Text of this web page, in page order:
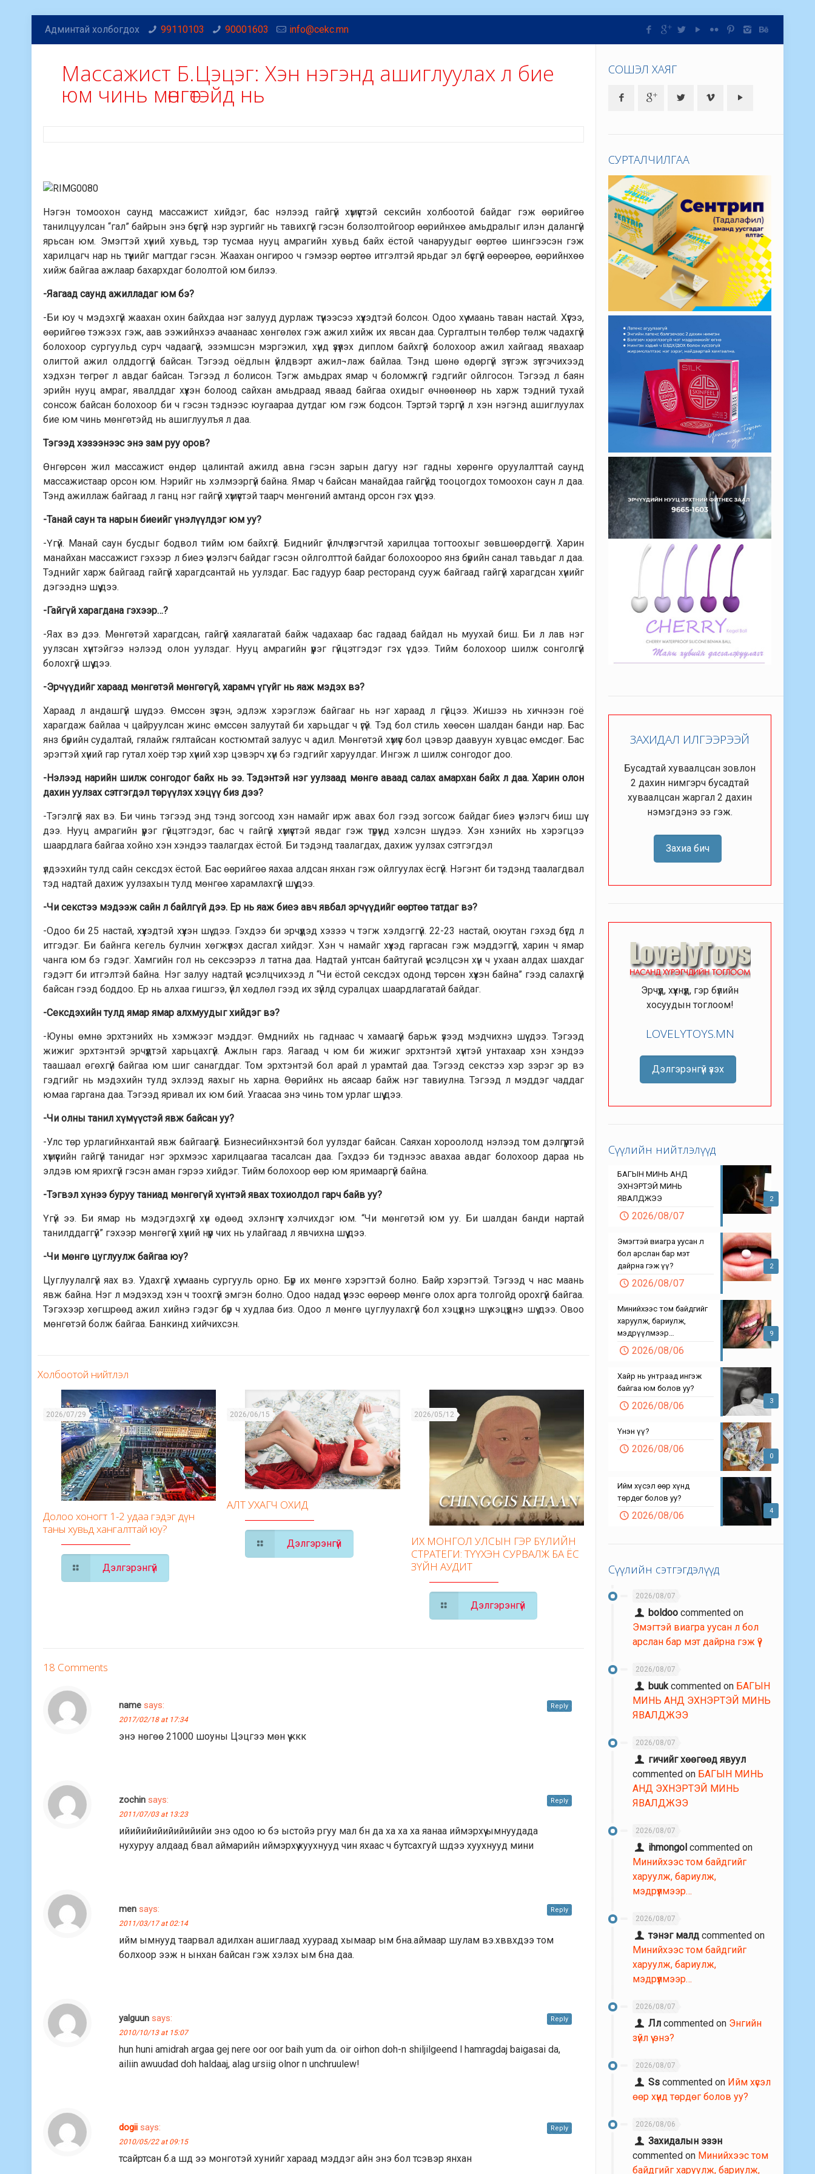
Админтай холбогдох 99110103 90001603 info@cekc.mn
Массажист Б.Цэцэг: Хэн нэгэнд ашиглуулах л бие
юм чинь мөнгөтэйд нь
Нэгэн томоохон саунд массажист хийдэг, бас нэлээд гайгүй хүмүүстэй сексийн холбоотой байдаг гэж өөрийгөө
танилцуулсан “гал” байрын энэ бүсгүй нэр зургийг нь тавихгүй гэсэн болзолтойгоор өөрийнхөө амьдралыг илэн далангүй
ярьсан юм. Эмэгтэй хүний хувьд, тэр тусмаа нууц амрагийн хувьд байх ёстой чанаруудыг өөртөө шингээсэн гэж
харилцагч нар нь түүнийг магтдаг гэсэн. Жаахан онгироо ч гэмээр өөртөө итгэлтэй ярьдаг эл бүсгүй өөрөөрөө, өөрийнхөө
хийж байгаа ажлаар бахархдаг бололтой юм билээ.
-Яагаад саунд ажилладаг юм бэ?
-Би юу ч мэдэхгүй жаахан охин байхдаа нэг залууд дурлаж түүнээсээ хүүхэдтэй болсон. Одоо хүү маань таван настай. Хүүгээ,
өөрийгөө тэжээх гэж, аав ээжийнхээ ачаанаас хөнгөлөх гэж ажил хийж их явсан даа. Сургалтын төлбөр төлж чадахгүй
болохоор сургуульд сурч чадаагүй, эзэмшсэн мэргэжил, хүнд үзүүлэх диплом байхгүй болохоор ажил хайгаад явахаар
олигтой ажил олддоггүй байсан. Тэгээд оёдлын үйлдвэрт ажил¬лаж байлаа. Тэнд шөнө өдөргүй зүтгэж зүтгэчихээд
хэдхэн төгрөг л авдаг байсан. Тэгээд л болисон. Тэгж амьдрах ямар ч боломжгүй гэдгийг ойлгосон. Тэгээд л баян
эрийн нууц амраг, явалддаг хүүхэн болоод сайхан амьдраад яваад байгаа охидыг өчнөөнөөр нь харж тэдний тухай
сонсож байсан болохоор би ч гэсэн тэднээс юугаараа дутдаг юм гэж бодсон. Тэртэй тэргүй л хэн нэгэнд ашиглуулах
бие юм чинь мөнгөтэйд нь ашиглуулъя л даа.
Тэгээд хэзээнээс энэ зам руу оров?
Өнгөрсөн жил массажист өндөр цалинтай ажилд авна гэсэн зарын дагуу нэг гадны хөрөнгө оруулалттай саунд
массажистаар орсон юм. Нэрийг нь хэлмээргүй байна. Ямар ч байсан манайдаа гайгүйд тооцогдох томоохон саун л даа.
Тэнд ажиллаж байгаад л ганц нэг гайгүй хүмүүстэй таарч мөнгөний амтанд орсон гэх үү дээ.
-Танай саун та нарын биеийг үнэлүүлдэг юм уу?
-Үгүй. Манай саун бусдыг бодвол тийм юм байхгүй. Биднийг үйлчлүүлэгчтэй харилцаа тогтоохыг зөвшөөрдөггүй. Харин
манайхан массажист гэхээр л биеэ үнэлэгч байдаг гэсэн ойлголттой байдаг болохоороо янз бүрийн санал тавьдаг л даа.
Тэднийг харж байгаад гайгүй харагдсантай нь уулздаг. Бас гадуур баар ресторанд сууж байгаад гайгүй харагдсан хүнийг
дэгээднэ шүү дээ.
-Гайгүй харагдана гэхээр…?
-Яах вэ дээ. Мөнгөтэй харагдсан, гайгүй хаялагатай байж чадахаар бас гадаад байдал нь муухай биш. Би л лав нэг
уулзсан хүнтэйгээ нэлээд олон уулздаг. Нууц амрагийн үүрэг гүйцэтгэдэг гэх үү дээ. Тийм болохоор шилж сонголгүй
болохгүй шүү дээ.
-Эрчүүдийг хараад мөнгөтэй мөнгөгүй, харамч үгүйг нь яаж мэдэх вэ?
Хараад л андашгүй шүү дээ. Өмссөн зүүсэн, эдлэж хэрэглэж байгааг нь нэг хараад л гүйцээ. Жишээ нь хичнээн гоё
харагдаж байлаа ч цайруулсан жинс өмссөн залуутай би харьцдаг ч үгүй. Тэд бол стиль хөөсөн шалдан банди нар. Бас
янз бүрийн судалтай, гялайж гялтайсан костюмтай залуус ч адил. Мөнгөтэй хүмүүс бол цэвэр даавуун хувцас өмсдөг. Бас
эрэгтэй хүний гap гутал хоёр тэр хүний хэр цэвэрч хүн бэ гэдгийг харуулдаг. Ингэж л шилж сонгодог доо.
-Нэлээд нарийн шилж сонгодог байх нь ээ. Тэдэнтэй нэг уулзаад мөнгө аваад салах амархан байх л даа. Харин олон
дахин уулзах сэтгэгдэл төрүүлэх хэцүү биз дээ?
-Тэгэлгүй яах вэ. Би чинь тэгээд энд тэнд зогсоод хэн намайг ирж авах бол гээд зогсож байдаг биеэ үнэлэгч биш шүү
дээ. Нууц амрагийн үүрэг гүйцэтгэдэг, бас ч гайгүй хүмүүстэй явдаг гэж түрүүнд хэлсэн шүү дээ. Хэн хэнийх нь хэрэгцээ
шаардлага байгаа хойно хэн хэндээ таалагдах ёстой. Би тэдэнд таалагдах, дахиж уулзах сэтгэгдэл
үлдээхийн тулд сайн сексдэх ёстой. Бас өөрийгөө яахаа алдсан янхан гэж ойлгуулах ёсгүй. Нэгэнт би тэдэнд таалагдвал
тэд надтай дахиж уулзахын тулд мөнгөө харамлахгүй шүү дээ.
-Чи секстээ мэдээж сайн л байлгүй дээ. Ер нь яаж биеэ авч явбал эрчүүдийг өөртөө татдаг вэ?
-Одоо би 25 настай, хүүхэдтэй хүүхэн шүү дээ. Гэхдээ би эрчүүдэд хэзээ ч тэгж хэлдэггүй. 22-23 настай, оюутан гэхэд бүгд л
итгэдэг. Би байнга кегель булчин хөгжүүлэх дасгал хийдэг. Хэн ч намайг хүүхэд гаргасан гэж мэддэггүй, харин ч ямар
чанга юм бэ гэдэг. Хамгийн гол нь сексээрээ л татна даа. Надтай унтсан байтугай үнсэлцсэн хүн ч ухаан алдах шахдаг
гэдэгт би итгэлтэй байна. Нэг залуу надтай үнсэлцчихээд л “Чи ёстой сексдэх одонд төрсөн хүүхэн байна” гээд салахгүй
байсан гээд боддоо. Ер нь алхаа гишгээ, үйл хөдлөл гээд их зүйлд суралцах шаардлагатай байдаг.
-Сексдэхийн тулд ямар ямар алхмуудыг хийдэг вэ?
-Юуны өмнө эрхтэнийх нь хэмжээг мэддэг. Өмднийх нь гаднаас ч хамаагүй барьж үзээд мэдчихнэ шүү дээ. Тэгээд
жижиг эрхтэнтэй эрчүүдтэй харьцахгүй. Ажлын гарз. Яагаад ч юм би жижиг эрхтэнтэй хүнтэй унтахаар хэн хэндээ
таашаал өгөхгүй байгаа юм шиг санагддаг. Том эрхтэнтэй бол арай л урамтай даа. Тэгээд секстээ хэр зэрэг эр вэ
гэдгийг нь мэдэхийн тулд эхлээд яахыг нь харна. Өөрийнх нь аясаар байж нэг тавиулна. Тэгээд л мэддэг чаддаг
юмаа гаргана даа. Тэгээд яривал их юм бий. Угаасаа энэ чинь том урлаг шүү дээ.
-Чи олны танил хүмүүстэй явж байсан уу?
-Улс төр урлагийнхантай явж байгаагүй. Бизнесийнхэнтэй бол уулздаг байсан. Саяхан хороололд нэлээд том дэлгүүртэй
хүмүүсийн гайгүй танидаг нэг эрхмээс харилцаагаа тасалсан даа. Гэхдээ би тэднээс авахаа авдаг болохоор дараа нь
элдэв юм ярихгүй гэсэн аман гэрээ хийдэг. Тийм болохоор өөр юм яримааргүй байна.
-Тэгвэл хүнээ буруу таниад мөнгөгүй хүнтэй явах тохиолдол гарч байв уу?
Үгүй ээ. Би ямар нь мэдэгдэхгүй хүн өдөөд эхлэнгүүт хэлчихдэг юм. “Чи мөнгөтэй юм уу. Би шалдан банди нартай
танилддаггүй” гэхээр мөнгөгүй хүний нүүр чих нь улайгаад л явчихна шүү дээ.
-Чи мөнгө цуглуулж байгаа юу?
Цуглуулалгүй яах вэ. Удахгүй хүү маань сургууль орно. Бүр их мөнгө хэрэгтэй болно. Байр хэрэгтэй. Тэгээд ч нас маань
явж байна. Нэг л мэдэхэд хэн ч тоохгүй эмгэн болно. Одоо надад үүнээс өөрөөр мөнгө олох арга толгойд орохгүй байгаа.
Тэгэхээр хөгшрөөд ажил хийнэ гэдэг бүр ч худлаа биз. Одоо л мөнгө цуглуулахгүй бол хэцүүднэ шүү хэцүүднэ шүү дээ. Овоо
мөнгөтэй болж байгаа. Банкинд хийчихсэн.
Холбоотой нийтлэл
2026/07/29
Долоо хоногт 1-2 удаа гэдэг дүн
таны хувьд хангалттай юу?
Дэлгэрэнгүй
2026/06/15
АЛТ УХАГЧ ОХИД
Дэлгэрэнгүй
2026/05/12
ИХ МОНГОЛ УЛСЫН ГЭР БҮЛИЙН
СТРАТЕГИ: ТҮҮХЭН СУРВАЛЖ БА ЁС
ЗҮЙН АУДИТ
Дэлгэрэнгүй
18 Comments
name says:
2017/02/18 at 17:34
энэ нөгөө 21000 шоуны Цэцгээ мөн үү ккк
Reply
zochin says:
2011/07/03 at 13:23
ийийийийийийийийи энэ одоо ю бэ ыстойэ ргуу мал бн да ха ха ха яанаа иймэрхүү ымнуудада
нухуруу алдаад бвал аймарийн иймэрхүү хуухнууд чин яхаас ч бутсахгуй шдээ хуухнууд мини
Reply
men says:
2011/03/17 at 02:14
ийм ымнууд таарвал адилхан ашиглаад хуураад хымаар ым бна.аймаар шулам вэ.хввхдээ том
болхоор ээж н ынхан байсан гэж хэлэх ым бна даа.
Reply
yalguun says:
2010/10/13 at 15:07
hun huni amidrah argaa gej nere oor oor baih yum da. oir oirhon doh-n shiljilgeend l hamragdaj baigasai da,
ailiin awuudad doh haldaaj, alag ursiig olnor n unchruulew!
Reply
dogii says:
2010/05/22 at 09:15
тсайртсан б.а шд ээ монготэй хунийг хараад мэддэг айн энэ бол тсэвэр янхан
Reply
СОШЭЛ ХАЯГ
СУРТАЛЧИЛГАА
ЗАХИДАЛ ИЛГЭЭРЭЭЙ
Бусадтай хуваалцсан зовлон
2 дахин нимгэрч бусадтай
хуваалцсан жаргал 2 дахин
нэмэгдэнэ ээ гэж.
Захиа бич
Эрчүүд, хүүхнүүд, гэр бүлийн
хосуудын тоглоом!
LOVELYTOYS.MN
Дэлгэрэнгүй үзэх
Сүүлийн нийтлэлүүд
2
БАГЫН МИНЬ АНД
ЭХНЭРТЭЙ МИНЬ
ЯВАЛДЖЭЭ
2026/08/07
2
Эмэгтэй виагра уусан л
бол арслан бар мэт
дайрна гэж үү?
2026/08/07
9
Минийхээс том байдгийг
харуулж, бариулж,
мэдрүүлмээр…
2026/08/06
3
Хайр нь унтраад ингэж
байгаа юм болов уу?
2026/08/06
0
Үнэн үү?
2026/08/06
4
Ийм хүсэл өөр хүнд
төрдөг болов уу?
2026/08/06
Сүүлийн сэтгэгдэлүүд
2026/08/07
boldoo commented on
Эмэгтэй виагра уусан л бол
арслан бар мэт дайрна гэж үү?
2026/08/07
buukcommented on БАГЫН
МИНЬ АНД ЭХНЭРТЭЙ МИНЬ
ЯВАЛДЖЭЭ
2026/08/07
гичийг хөөгөөд явуул
commented on БАГЫН МИНЬ
АНД ЭХНЭРТЭЙ МИНЬ
ЯВАЛДЖЭЭ
2026/08/07
ihmongol commented on
Минийхээс том байдгийг
харуулж, бариулж,
мэдрүүлмээр…
2026/08/07
тэнэг малд commented on
Минийхээс том байдгийг
харуулж, бариулж,
мэдрүүлмээр…
2026/08/07
Лл commented on Энгийн
зүйл үү энэ?
2026/08/07
Ss commented on Ийм хүсэл
өөр хүнд төрдөг болов уу?
2026/08/06
Захидалын эзэн
commented on Минийхээс том
байдгийг харуулж, бариулж,